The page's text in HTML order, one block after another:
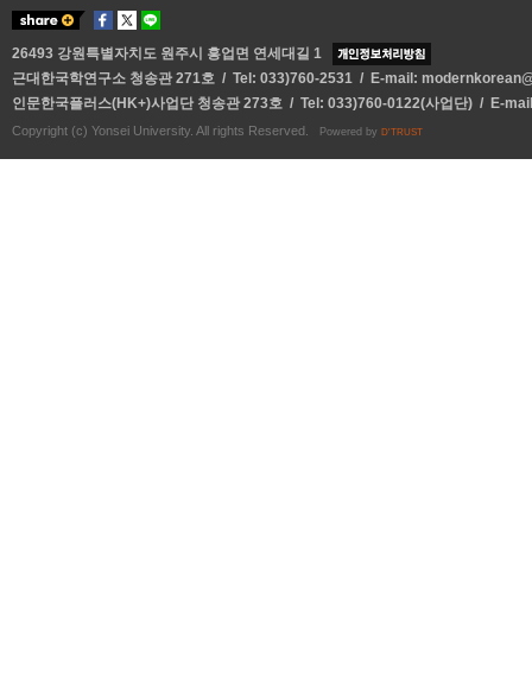
26493 강원특별자치도 원주시 흥업면 연세대길 1
근대한국학연구소 청송관 271호 / Tel: 033)760-2531 / E-mail:
인문한국플러스(HK+)사업단 청송관 273호 / Tel: 033)760-0122(사업단) / E-
Copyright (c) Yonsei University. All rights Reserved. Powered by D'TRUST